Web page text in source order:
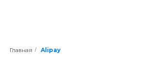
Главная / Alipay